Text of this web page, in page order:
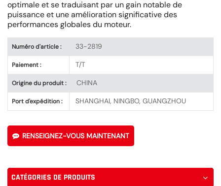
optimale et se traduisant par un gain notable de
puissance et une amélioration significative des
performances globales du moteur.
Numéro d'article : 33-2819
Paiement : T/T
Origine du produit : CHINA
Port d'expédition : SHANGHAI, NINGBO, GUANGZHOU
RENSEIGNEZ-VOUS MAINTENANT
CATÉGORIES DE PRODUITS